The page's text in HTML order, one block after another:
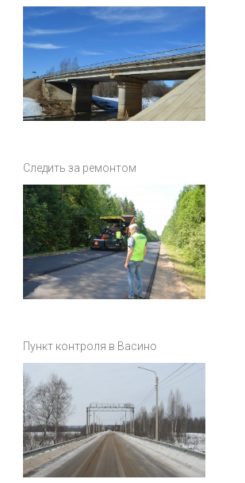
Следить за ремонтом
Пункт контроля в Васино